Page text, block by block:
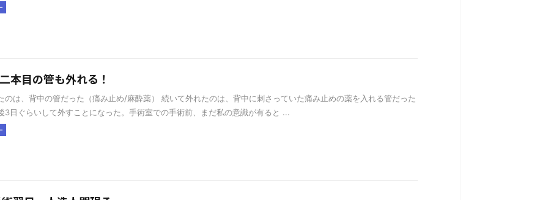
目の管も外れる！
のは、背中の管だった（痛み止め/麻酔薬） 続いて外れたのは、背中に刺さっていた痛み止めの薬を入れる管だった
3日ぐらいして外すことになった。手術室での手術前、まだ私の意識が有ると ...